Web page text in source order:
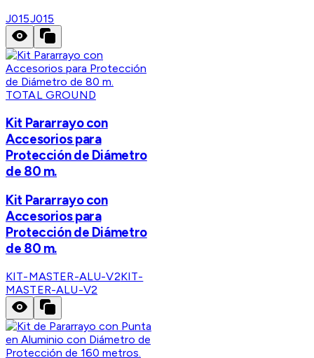
J015J015
TOTAL GROUND
Kit Pararrayo con
Accesorios para
Protección de Diámetro
de 80 m.
Kit Pararrayo con
Accesorios para
Protección de Diámetro
de 80 m.
KIT-MASTER-ALU-V2KIT-
MASTER-ALU-V2